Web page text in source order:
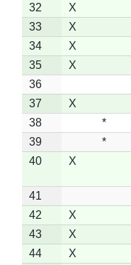
32
X
33
X
34
X
35
X
36
37
X
38
*
39
*
40
X
41
42
X
43
X
44
X